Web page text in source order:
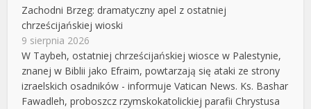
Zachodni Brzeg: dramatyczny apel z ostatniej
chrześcijańskiej wioski
9 sierpnia 2026
W Taybeh, ostatniej chrześcijańskiej wiosce w Palestynie,
znanej w Biblii jako Efraim, powtarzają się ataki ze strony
izraelskich osadników - informuje Vatican News. Ks. Bashar
Fawadleh, proboszcz rzymskokatolickiej parafii Chrystusa